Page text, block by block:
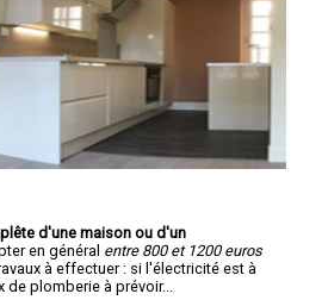
d'une maison ou d'un
en général entre 800 et 1200 euros
à effectuer : si l'électricité est à
plomberie à prévoir...